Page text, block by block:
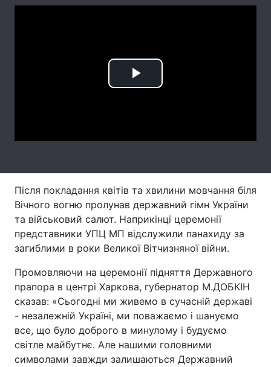
Інциденти
Туризм
Екологія Регіони
Відео з Youtube Статті
Інтерв'ю Думки
Контакти
Послуги
Play
Після покладання квітів та хвилини мовчання біля
Вічного вогню пролунав державний гімн України
та військовий салют. Наприкінці церемонії
представники УПЦ МП відслужили панахиду за
загиблими в роки Великої Вітчизняної війни.
Промовляючи на церемонії підняття Державного
прапора в центрі Харкова, губернатор М.ДОБКІН
сказав: «Сьогодні ми живемо в сучасній державі
- незалежній Україні, ми поважаємо і шануємо
все, що було доброго в минулому і будуємо
світле майбутнє. Але нашими головними
символами завжди залишаються Державний